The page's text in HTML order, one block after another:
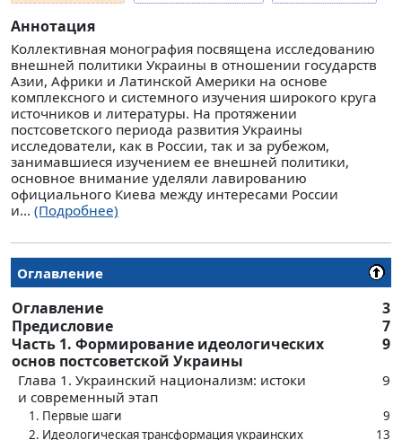
Аннотация
Коллективная монография посвящена исследованию
внешней политики Украины в отношении государств
Азии, Африки и Латинской Америки на основе
комплексного и системного изучения широкого круга
источников и литературы. На протяжении
постсоветского периода развития Украины
исследователи, как в России, так и за рубежом,
занимавшиеся изучением ее внешней политики,
основное внимание уделяли лавированию
официального Киева между интересами России
и... (Подробнее)
Оглавление
Оглавление
3
Предисловие
7
Часть 1. Формирование идеологических
основ постсоветской Украины
9
Глава 1. Украинский национализм: истоки
и современный этап
9
1. Первые шаги
9
2. Идеологическая трансформация украинских
13